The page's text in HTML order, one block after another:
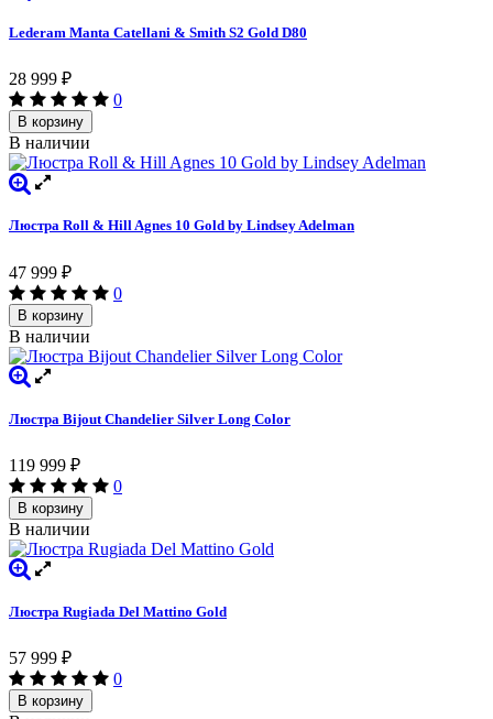
Lederam Manta Catellani & Smith S2 Gold D80
28 999 ₽
0
В корзину
В наличии
Люстра Roll & Hill Agnes 10 Gold by Lindsey Adelman
47 999 ₽
0
В корзину
В наличии
Люстра Bijout Chandelier Silver Long Сolor
119 999 ₽
0
В корзину
В наличии
Люстра Rugiada Del Mattino Gold
57 999 ₽
0
В корзину